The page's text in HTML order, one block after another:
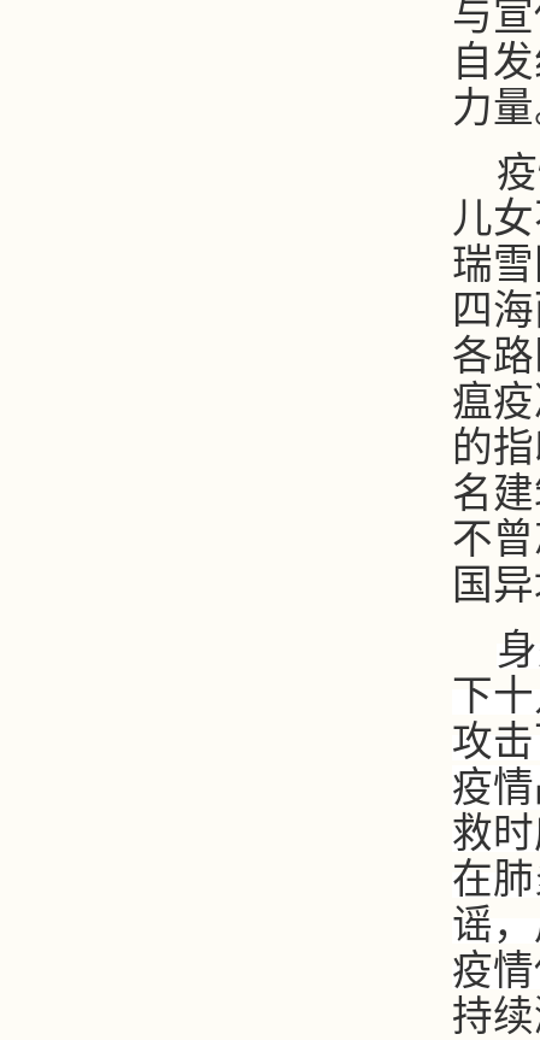
与
自
力
儿
瑞雪
四
各
瘟
的
名
不
国
下
攻
疫
救
在
谣
疫
持